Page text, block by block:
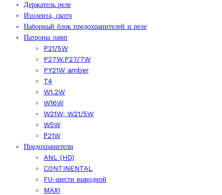
Держатель реле
Изолента, скотч
Наборный блок предохранителей и реле
Патроны ламп
P21/5W
P27W.P27/7W
PY21W amber
T4
W1.2W
W16W
W21W; W21/5W
W5W
Р21W
Предохранители
ANL (HD)
CONTINENTAL
FU-шести выводной
MAXI